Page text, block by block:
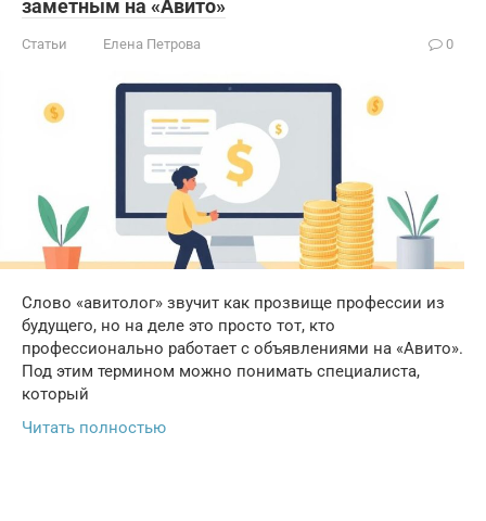
заметным на «Авито»
Статьи Елена Петрова 0
Слово «авитолог» звучит как прозвище профессии из
будущего, но на деле это просто тот, кто
профессионально работает с объявлениями на «Авито».
Под этим термином можно понимать специалиста,
который
Читать полностью